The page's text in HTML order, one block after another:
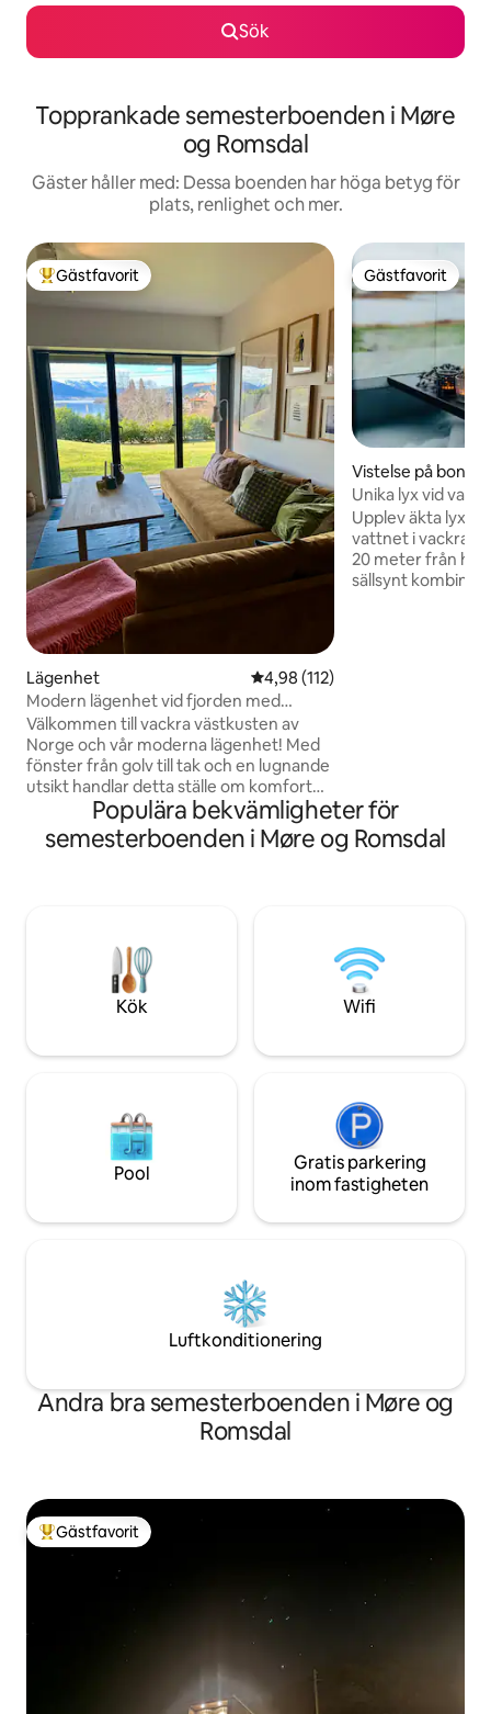
Sök
Topprankade semesterboenden i Møre
og Romsdal
Gäster håller med: Dessa boenden har höga betyg för
plats, renlighet och mer.
Populär gästfavorit
Gästfavorit
Lägenhet 4,98 av 5 i genomsnittligt
4,98 (112)
Modern lägenhet vid fjorden med
trädgård och parkering
Välkommen till vackra västkusten av
Norge och vår moderna lägenhet! Med
fönster från golv till tak och en lugnande
utsikt handlar detta ställe om komfort
och avkoppling! En 4 minuters
promenad till havet för ett snabbt dopp
eller för att fiska din egen middag.
stormarknaden, och 40 minuters bilväg
till den fantastiska Atlantic Road. Koppla
av i denna bekväma lägenhet med
Gästfavorit
Gästfavorit
Vistelse på
Unika lyx vid
Upplev äkta lyx
vattnet i vackra
20 meter från
sällsynt
eldgrop.
Populära bekvämligheter för
semesterboenden i Møre og Romsdal
Kök Wifi
Pool
Gratis parkering
inom fastigheten
Luftkonditionering
Andra bra semesterboenden i Møre og
Romsdal
Populär gästfavorit
Gästfavorit